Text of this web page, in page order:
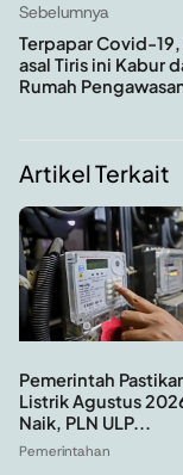
Sebelumnya
Terpapar Covid-
asal Tiris ini Kabur
Rumah
Artikel Terkait
Pemerintah
Listrik Agustus
Naik, PLN ULP...
Pemerintahan